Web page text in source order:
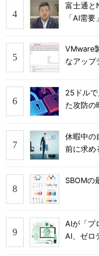
富士通と
「AI需
VMware
なアップ
25ドル
た攻防の
休暇中の
前に求め
SBOMの
AIが「プ
AI、ゼロ